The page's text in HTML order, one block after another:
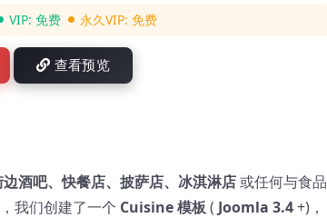
VIP:免费 永久VIP:免费
查看预览
酒吧、快餐店、披萨店、冰淇淋店或任何与食品
我们创建了一个 Cuisine 模板 ( Joomla 3.4+)，